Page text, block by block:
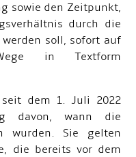
sowie den Zeitpunkt,
durch die
soll, sofort auf
in Textform
dem 1. Juli 2022
davon, wann die
wurden. Sie gelten
die bereits vor dem